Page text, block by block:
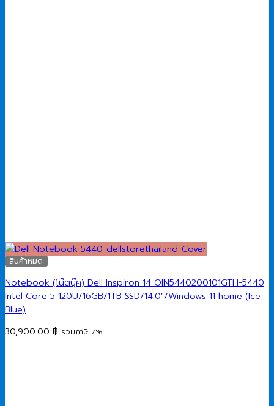
สินค้าหมด
Notebook (โน๊ตบุ๊ค) Dell Inspiron 14 OIN5440200101GTH-5440
Intel Core 5 120U/16GB/1TB SSD/14.0″/Windows 11 home (Ice
Blue)
30,900.00 ฿ รวมภาษี 7%